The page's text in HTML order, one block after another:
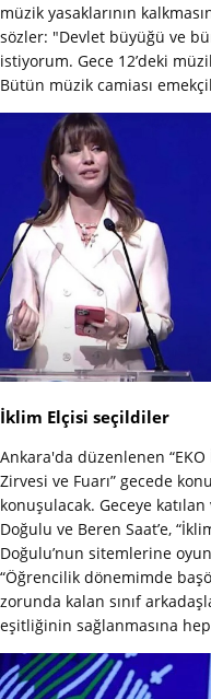
müzik yasaklarının
sözler: "Devlet büyüğü ve
istiyorum. Gece 12’deki
Bütün müzik camiası
İklim Elçisi seçildiler
Ankara'da düzenlenen
Zirvesi ve Fuarı” gecede
konuşulacak. Geceye
Doğulu ve Beren Saat’e,
Doğulu’nun sitemlerine
“Öğrencilik dönemimde
zorunda kalan sınıf
eşitliğinin sağlanmasına